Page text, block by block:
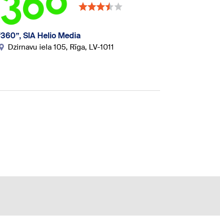
SIA Helio Media
Dzirnavu iela 105, Rīga, LV-1011